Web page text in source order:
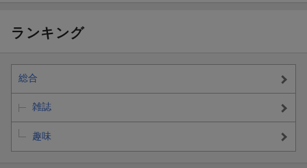
ランキング
総合
雑誌
趣味